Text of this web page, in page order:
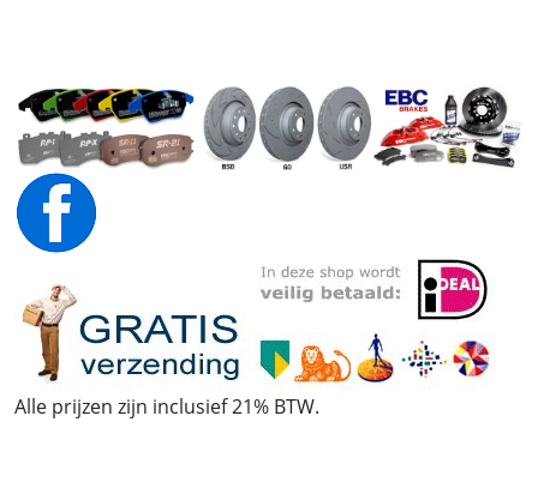
Alle prijzen zijn inclusief 21% BTW.